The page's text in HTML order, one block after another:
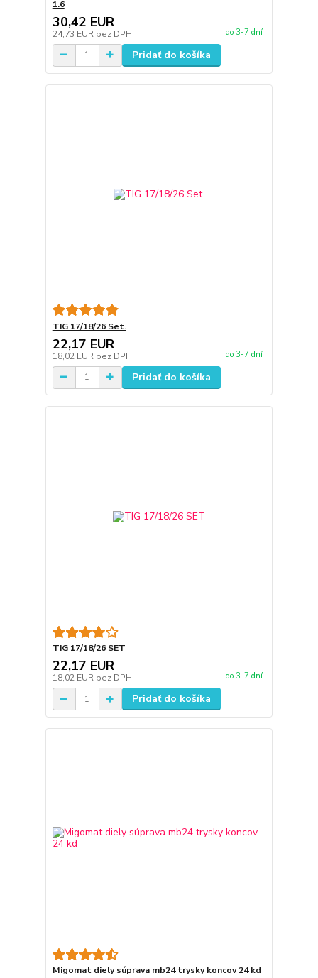
1.6
30,42 EUR
24,73 EUR bez DPH do 3-7 dní
Pridať do košíka
TIG 17/18/26 Set.
22,17 EUR
18,02 EUR bez DPH do 3-7 dní
Pridať do košíka
TIG 17/18/26 SET
22,17 EUR
18,02 EUR bez DPH do 3-7 dní
Pridať do košíka
Migomat diely súprava mb24 trysky koncov 24 kd